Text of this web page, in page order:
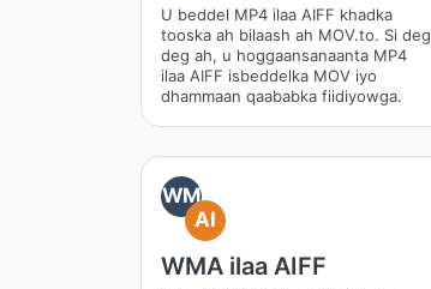
U beddel MP4 ilaa AIFF khadka
tooska ah bilaash ah MOV.to. Si deg
deg ah, u hoggaansanaanta MP4
ilaa AIFF isbeddelka MOV iyo
dhammaan qaababka fiidiyowga.
WM
AI
WMA ilaa AIFF